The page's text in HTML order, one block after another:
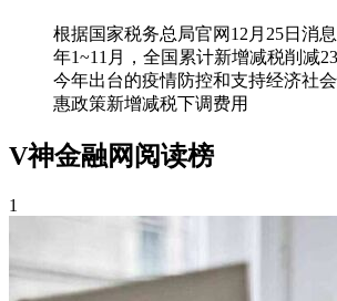
根据国家税务总局官网12月25日消
年1~11月，全国累计新增减税削减
今年出台的疫情防控和支持经济社
惠政策新增减税下调费用
V神金融网阅读榜
1